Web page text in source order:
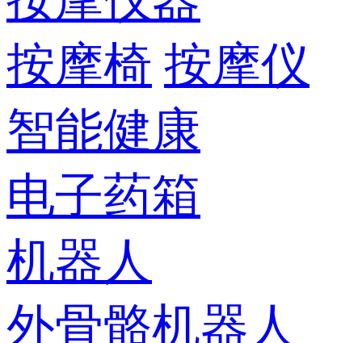
按摩椅 按摩仪
智能健康
电子药箱
机器人
外骨骼机器人